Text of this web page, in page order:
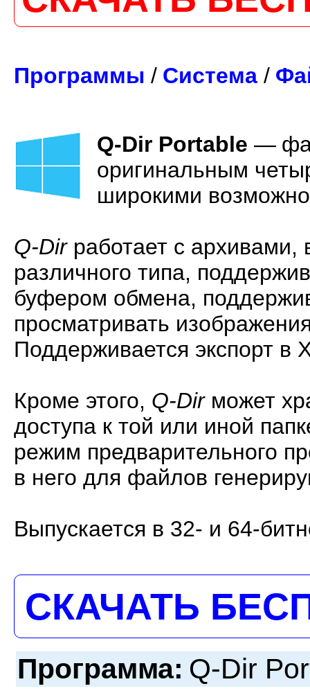
Программы / Система /
Q-Dir Portable —
оригинальным
широкими
Q-Dirработает с
различного типа,
буфером обмена,
просматривать
Поддерживается экспорт в
Кроме этого, Q-Dirможет
доступа к той или иной
режим предварительного
в него для файлов
Выпускается в 32- и 64-
СКАЧАТЬ
Программа: Q-Dir